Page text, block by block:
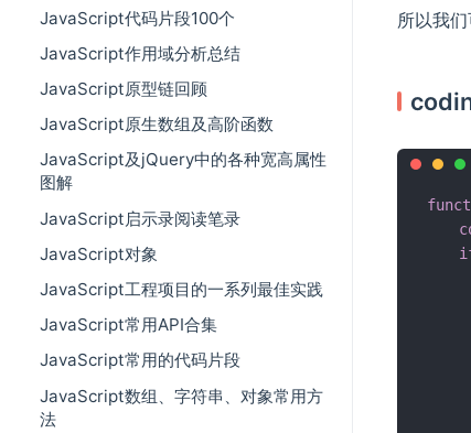
JavaScript代码片段100个
JavaScript作用域分析总结
JavaScript原型链回顾
JavaScript原生数组及高阶函数
JavaScript及jQuery中的各种宽高属性
图解
JavaScript启示录阅读笔录
JavaScript对象
JavaScript工程项目的一系列最佳实践
JavaScript常用API合集
JavaScript常用的代码片段
JavaScript数组、字符串、对象常用方
法
所以我